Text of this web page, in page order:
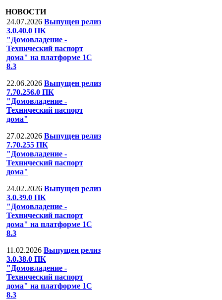
НОВОСТИ
24.07.2026 Выпущен релиз
3.0.40.0 ПК
"Домовладение -
Технический паспорт
дома" на платформе 1С
8.3
22.06.2026 Выпущен релиз
7.70.256.0 ПК
"Домовладение -
Технический паспорт
дома"
27.02.2026 Выпущен релиз
7.70.255 ПК
"Домовладение -
Технический паспорт
дома"
24.02.2026 Выпущен релиз
3.0.39.0 ПК
"Домовладение -
Технический паспорт
дома" на платформе 1С
8.3
11.02.2026 Выпущен релиз
3.0.38.0 ПК
"Домовладение -
Технический паспорт
дома" на платформе 1С
8.3